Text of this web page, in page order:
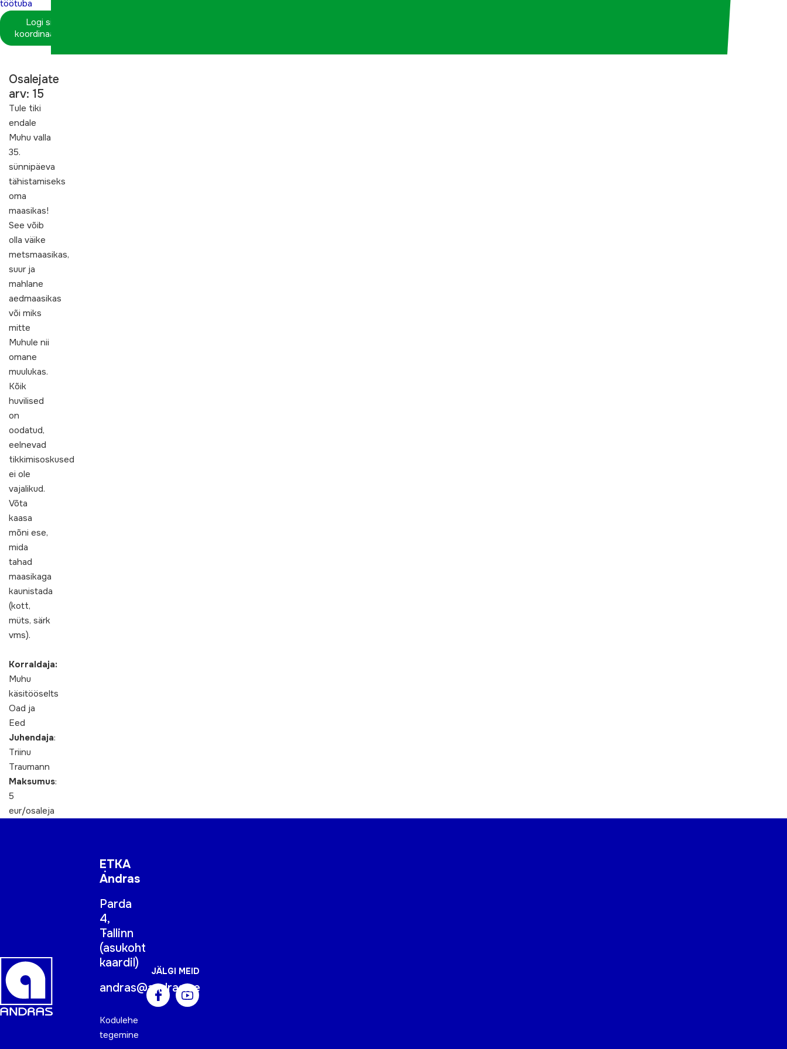
töötuba
Logi sisse
koordinaatorina
Osalejate
arv: 15
Tule tiki
endale
Muhu valla
35.
sünnipäeva
tähistamiseks
oma
maasikas!
See võib
olla väike
metsmaasikas,
suur ja
mahlane
aedmaasikas
või miks
mitte
Muhule nii
omane
muulukas.
Kõik
huvilised
on
oodatud,
eelnevad
tikkimisoskused
ei ole
vajalikud.
Võta
kaasa
mõni ese,
mida
tahad
maasikaga
kaunistada
(kott,
müts, särk
vms).
Korraldaja:
Muhu
käsitööselts
Oad ja
Eed
Juhendaja:
Triinu
Traumann
Maksumus:
5
eur/osaleja
ETKA
Andras
Parda
4,
Tallinn
(asukoht
kaardil)
andras@andras.ee
Kodulehe
tegemine
JÄLGI MEID